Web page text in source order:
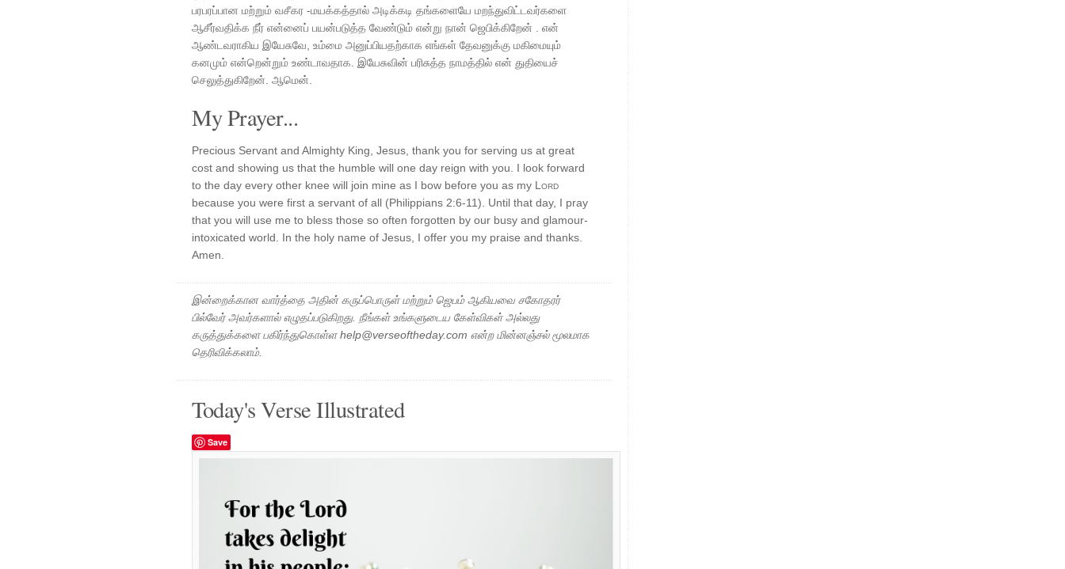
பரபரப்பான மற்றும் வசீகர -மயக்கத்தால் அடிக்கடி தங்களையே மறந்துவிட்டவர்களை
ஆசீர்வதிக்க நீர் என்னைப் பயன்படுத்த வேண்டும் என்று நான் ஜெபிக்கிறேன் . என்
ஆண்டவராகிய இயேசுவே, உம்மை அனுப்பியதற்காக எங்கள் தேவனுக்கு மகிமையும்
கனமும் என்றென்றும் உண்டாவதாக. இயேசுவின் பரிசுத்த நாமத்தில் என் துதியைச்
செலுத்துகிறேன். ஆமென்.
My Prayer...
Precious Servant and Almighty King, Jesus, thank you for serving us at great
cost and showing us that the humble will one day reign with you. I look forward
to the day every other knee will join mine as I bow before you as my Lord
because you were first a servant of all (Philippians 2:6-11). Until that day, I pray
that you will use me to bless those so often forgotten by our busy and glamour-
intoxicated world. In the holy name of Jesus, I offer you my praise and thanks.
Amen.
இன்றைக்கான வார்த்தை அதின் கருப்பொருள் மற்றும் ஜெபம் ஆகியவை சகோதரர்
பில்வேர் அவர்களால் எழுதப்படுகிறது. நீங்கள் உங்களுடைய கேள்விகள் அல்லது
கருத்துக்களை பகிர்ந்துகொள்ள help@verseoftheday.com என்ற மின்னஞ்சல் மூலமாக
தெரிவிக்கலாம்.
Today's Verse Illustrated
Save